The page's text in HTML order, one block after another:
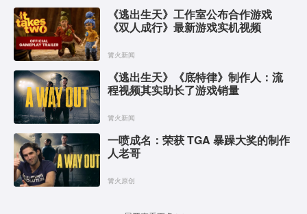
《逃出生天》工作室公布合作游戏
《双人成行》最新游戏实机视频
篝火新闻
《逃出生天》《底特律》制作人：流
程视频其实助长了游戏销量
篝火新闻
一喷成名：荣获 TGA 暴躁大奖的制作
人老哥
篝火原创